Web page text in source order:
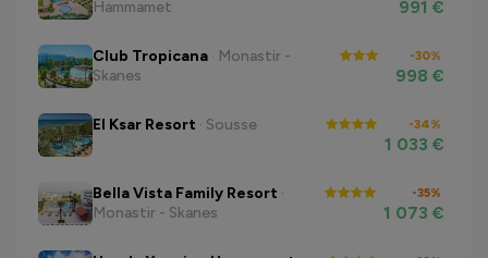
Hammamet
991 €
Club Tropicana · Monastir -
Skanes
-30%
998 €
El Ksar Resort · Sousse -34%
1 033 €
Bella Vista Family Resort ·
Monastir - Skanes
-35%
1 073 €